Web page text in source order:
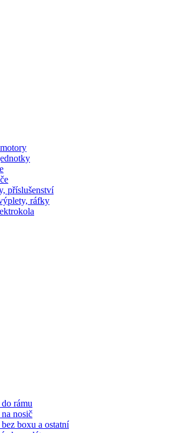
příslušenství
ráfky
rámu
nosič
boxu a ostatní